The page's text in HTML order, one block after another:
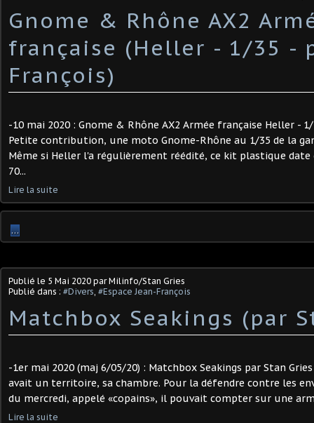
Gnome & Rhône AX2
française (Heller - 1/35 -
François)
-10 mai 2020 : Gnome & Rhône AX2 Armée française Heller -
Petite contribution, une moto Gnome-Rhône au 1/35 de la
Même si Heller l'a régulièrement réédité, ce kit plastique date
70...
Lire la suite
…
Publié le 5 Mai 2020 par Milinfo/Stan Gries
Publié dans : #Divers, #Espace Jean-François
Matchbox Seakings (par
-1er mai 2020 (maj 6/05/20) : Matchbox Seakings par Stan
avait un territoire, sa chambre. Pour la défendre contre les
du mercredi, appelé «copains», il pouvait compter sur une
Lire la suite